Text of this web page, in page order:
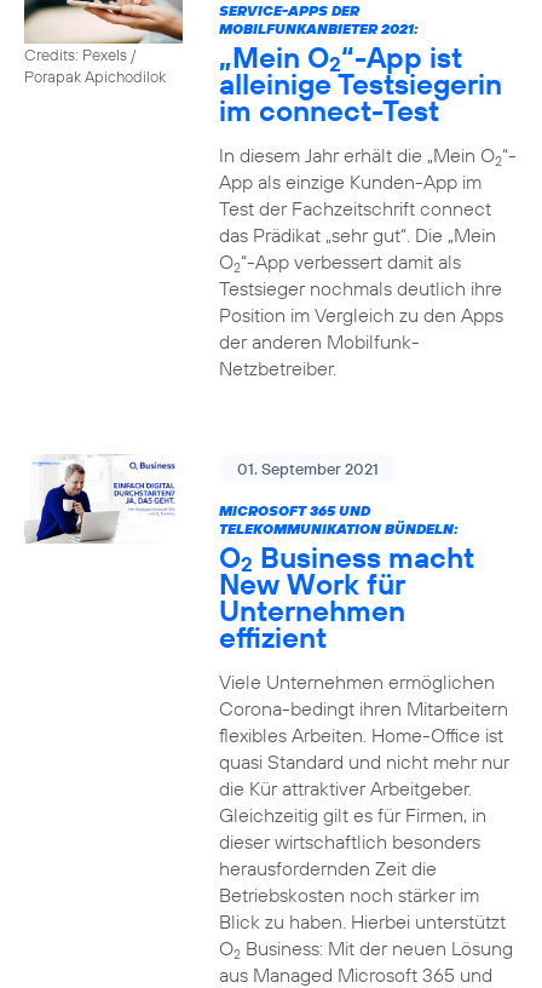
Credits: Pexels /
Porapak Apichodilok
SERVICE-APPS DER
MOBILFUNKANBIETER 2021:
„Mein O2“-App ist
alleinige Testsiegerin
im connect-Test
In diesem Jahr erhält die „Mein O2“-
App als einzige Kunden-App im
Test der Fachzeitschrift connect
das Prädikat „sehr gut“. Die „Mein
O2“-App verbessert damit als
Testsieger nochmals deutlich ihre
Position im Vergleich zu den Apps
der anderen Mobilfunk-
Netzbetreiber.
01. September 2021
MICROSOFT 365 UND
TELEKOMMUNIKATION BÜNDELN:
O2 Business macht
New Work für
Unternehmen
effizient
Viele Unternehmen ermöglichen
Corona-bedingt ihren Mitarbeitern
flexibles Arbeiten. Home-Office ist
quasi Standard und nicht mehr nur
die Kür attraktiver Arbeitgeber.
Gleichzeitig gilt es für Firmen, in
dieser wirtschaftlich besonders
herausfordernden Zeit die
Betriebskosten noch stärker im
Blick zu haben. Hierbei unterstützt
O2Business: Mit der neuen Lösung
aus Managed Microsoft 365 und